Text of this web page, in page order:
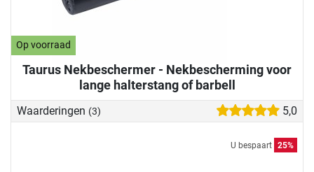
Op voorraad
Taurus Nekbeschermer - Nekbescherming voor
lange halterstang of barbell
Waarderingen (3) 5,0
U bespaart 25%